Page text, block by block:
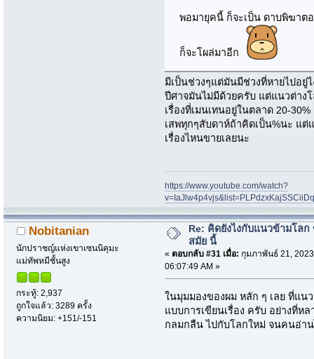
พอมายุคนี้ ก็จะเป็น ดาบพิฆา
ก็จะโผล่มาอีก
มีเป็นช่วงๆแต่มันมีช่วงที่หายไปอยู่
ปีศาจมันไม่มีด้วยครับ แต่แนวต่า
เรื่องที่เมนเทนอยู่ในตลาด 20-
เสพทุกๆสับดาห์ถ้าคิดเป็น%นะ แ
เรื่องไหนขายเลยนะ
https://www.youtube.com/watch?
Nobitanian
นักปราชญ์แห่งเขาเซนนิคุมะ
แม่ทัพหมีชั้นสูง
กระทู้: 2,937
ถูกใจแล้ว: 3289 ครั้ง
ความนิยม: +151/-151
Re: คิดยังไงกับแนวข้ามโลก
สมัย นี้
« ตอบกลับ #31 เมื่อ: กุมภาพันธ์ 21,
06:07:49 AM »
ในมุมมองของผม หลัก ๆ เลย ที่แน
แบบการเขียนเรื่อง ครับ อย่างที่ห
กลมกลืน ไปกับโลกใหม่ จนคนอ่า